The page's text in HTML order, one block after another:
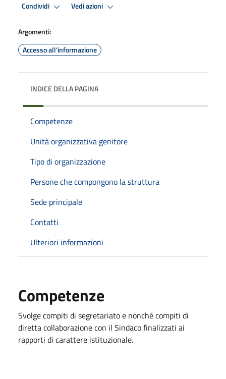
Condividi Vedi azioni
Argomenti:
Accesso all'informazione
INDICE DELLA PAGINA
Competenze
Unità organizzativa genitore
Tipo di organizzazione
Persone che compongono la struttura
Sede principale
Contatti
Ulteriori informazioni
Competenze
Svolge compiti di segretariato e nonché compiti di
diretta collaborazione con il Sindaco finalizzati ai
rapporti di carattere istituzionale.